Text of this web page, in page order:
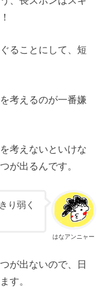
ることにして、短
考えるのが一番嫌
考えないといけな
が出るんです。
はなアンニャー
り弱く
が出ないので、日
す。